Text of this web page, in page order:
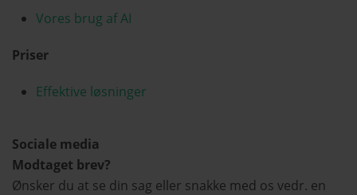
Vores brug af AI
Priser
Effektive løsninger
Sociale media
Modtaget brev?
Ønsker du at se din sag eller snakke med os vedr. en